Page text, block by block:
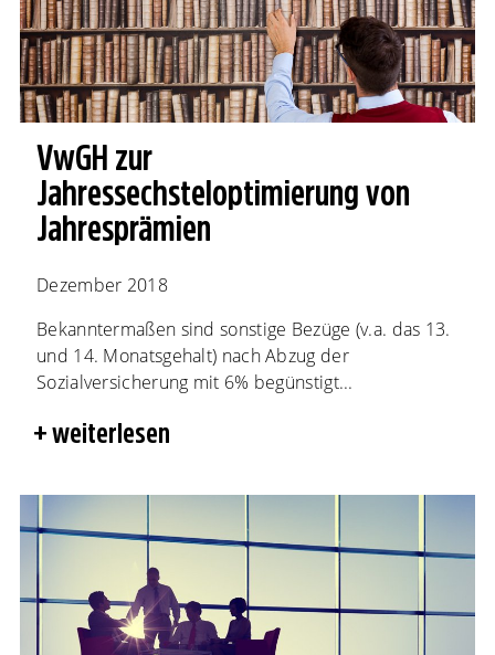
VwGH zur
Jahressechsteloptimierung von
Jahresprämien
Dezember 2018
Bekanntermaßen sind sonstige Bezüge (v.a. das 13.
und 14. Monatsgehalt) nach Abzug der
Sozialversicherung mit 6% begünstigt...
weiterlesen